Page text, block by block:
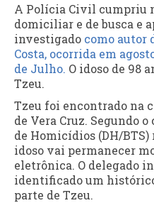
A Polícia Civil cumpriu
domiciliar e de busca e
investigado como autor
Costa, ocorrida em
de Julho. O idoso de 98
Tzeu.
Tzeu foi encontrado na
de Vera Cruz. Segundo
de Homicídios (DH/BTS)
idoso vai permanecer
eletrônica. O delegado
identificado um
parte de Tzeu.